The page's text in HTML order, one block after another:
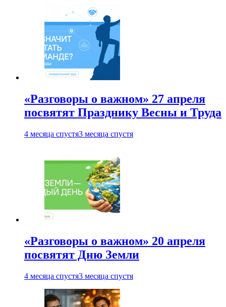
«Разговоры о важном» 27 апреля
посвятят Празднику Весны и Труда
4 месяца спустя3 месяца спустя
«Разговоры о важном» 20 апреля
посвятят Дню Земли
4 месяца спустя3 месяца спустя